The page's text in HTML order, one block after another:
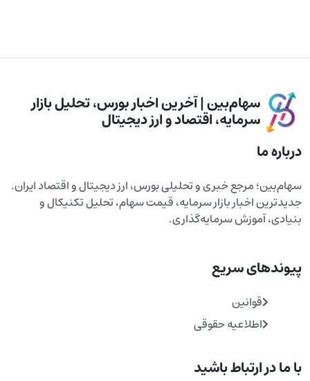
سهام‌بین | آخرین اخبار بورس، تحلیل بازار
سرمایه، اقتصاد و ارز دیجیتال
درباره ما
سهام‌بین؛ مرجع خبری و تحلیلی بورس، ارز دیجیتال و اقتصاد ایران.
جدیدترین اخبار بازار سرمایه، قیمت سهام، تحلیل تکنیکال و
بنیادی، آموزش سرمایه‌گذاری.
پیوندهای سریع
قوانین
اطلاعیه حقوقی
با ما در ارتباط باشید